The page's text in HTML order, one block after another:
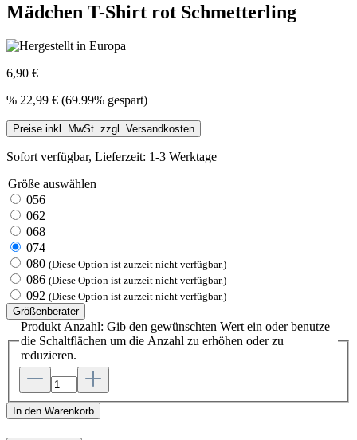
Mädchen T-Shirt rot Schmetterling
6,90 €
% 22,99 € (69.99% gespart)
Preise inkl. MwSt. zzgl. Versandkosten
Sofort verfügbar, Lieferzeit: 1-3 Werktage
Größe auswählen
056
062
068
074
080 (Diese Option ist zurzeit nicht verfügbar.)
086 (Diese Option ist zurzeit nicht verfügbar.)
092 (Diese Option ist zurzeit nicht verfügbar.)
Größenberater
Produkt Anzahl: Gib den gewünschten Wert ein oder benutze
die Schaltflächen um die Anzahl zu erhöhen oder zu
reduzieren.
In den Warenkorb